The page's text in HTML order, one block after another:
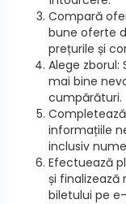
Compară
bune oferte
prețurile și
Alege
mai bine
cumpărături.
informațiile
inclusiv
Efectuează
și finalizează
biletului pe